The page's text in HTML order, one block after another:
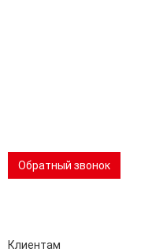
Обратный звонок
Клиентам